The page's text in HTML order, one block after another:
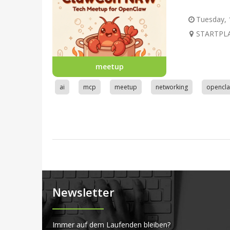
meetup
Tuesday,
ai mcp meetup networking
Newsletter
Immer auf dem Laufenden bleiben?